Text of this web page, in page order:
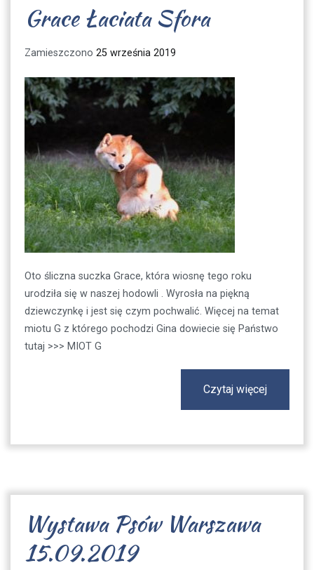
Grace Łaciata Sfora
Zamieszczono 25 września 2019
Oto śliczna suczka Grace, która wiosnę tego roku
urodziła się w naszej hodowli . Wyrosła na piękną
dziewczynkę i jest się czym pochwalić. Więcej na temat
miotu G z którego pochodzi Gina dowiecie się Państwo
tutaj >>> MIOT G
Czytaj więcej
Wystawa Psów Warszawa
15.09.2019